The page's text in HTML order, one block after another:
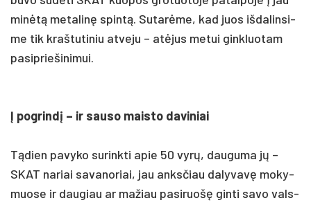
minėtą me­ta­linę spintą. Su­tarė­me, kad juos iš­da­lin­si­
me tik kraš­tu­ti­niu at­ve­ju – at­ėjus me­tui gink­luo­tam
pa­si­prie­ši­ni­mui.
Į po­grindį – ir sau­so mais­to da­vi­niai
Tądien pa­vy­ko su­rink­ti apie 50 vyrų, dau­gu­ma jų –
SKAT na­riai sa­va­no­riai, jau anks­čiau da­ly­vavę mo­ky­
muo­se ir dau­giau ar ma­žiau pa­si­ruošę gin­ti sa­vo vals­